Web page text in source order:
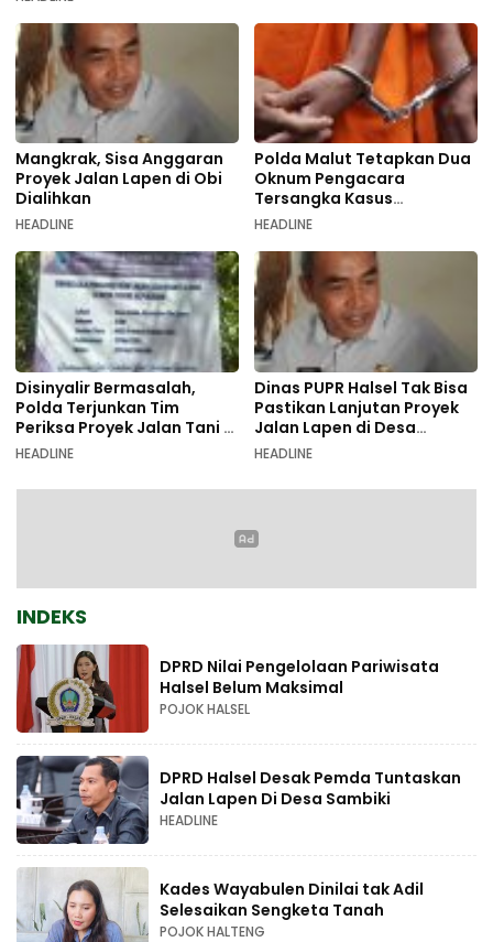
Mangkrak, Sisa Anggaran
Proyek Jalan Lapen di Obi
Dialihkan
HEADLINE
Polda Malut Tetapkan Dua
Oknum Pengacara
Tersangka Kasus
Pemalsuan Dokumen
HEADLINE
Disinyalir Bermasalah,
Polda Terjunkan Tim
Periksa Proyek Jalan Tani di
Galala
HEADLINE
Dinas PUPR Halsel Tak Bisa
Pastikan Lanjutan Proyek
Jalan Lapen di Desa
Sambiki
HEADLINE
INDEKS
DPRD Nilai Pengelolaan Pariwisata
Halsel Belum Maksimal
POJOK HALSEL
DPRD Halsel Desak Pemda Tuntaskan
Jalan Lapen Di Desa Sambiki
HEADLINE
Kades Wayabulen Dinilai tak Adil
Selesaikan Sengketa Tanah
POJOK HALTENG